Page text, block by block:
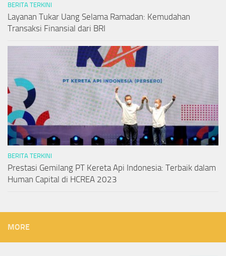
BERITA TERKINI
Layanan Tukar Uang Selama Ramadan: Kemudahan
Transaksi Finansial dari BRI
BERITA TERKINI
Prestasi Gemilang PT Kereta Api Indonesia: Terbaik dalam
Human Capital di HCREA 2023
MORE